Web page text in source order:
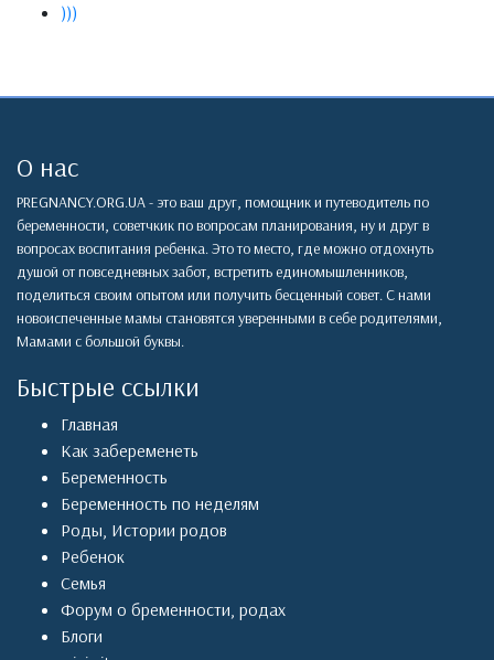
)))
О нас
PREGNANCY.ORG.UA - это ваш друг, помощник и путеводитель по
беременности, советчкик по вопросам планирования, ну и друг в
вопросах воспитания ребенка. Это то место, где можно отдохнуть
душой от повседневных забот, встретить единомышленников,
поделиться своим опытом или получить бесценный совет. С нами
новоиспеченные мамы становятся уверенными в себе родителями,
Мамами с большой буквы.
Быстрые ссылки
Главная
Как забеременеть
Беременность
Беременность по неделям
Роды, Истории родов
Ребенок
Семья
Форум о бременности, родах
Блоги